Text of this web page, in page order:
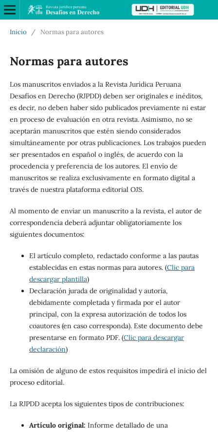
Inicio / Normas para autores
Normas para autores
Los manuscritos enviados a la Revista Jurídica Peruana
Desafíos en Derecho (RJPDD) deben ser originales e inéditos,
es decir, no deben haber sido publicados previamente ni estar
en proceso de evaluación en otra revista. Asimismo, no se
aceptarán manuscritos que estén siendo considerados
simultáneamente por otras publicaciones. Los trabajos pueden
ser presentados en español o inglés, de acuerdo con la
procedencia y preferencia de los autores. El envío de
manuscritos se realiza exclusivamente en formato digital a
través de nuestra plataforma editorial OJS.
Al momento de enviar un manuscrito a la revista, el autor de
correspondencia deberá adjuntar obligatoriamente los
siguientes documentos:
El artículo completo, redactado conforme a las pautas
establecidas en estas normas para autores. (Clic para
descargar plantilla)
Declaración jurada de originalidad y autoría,
debidamente completada y firmada por el autor
principal, con la expresa autorización de todos los
coautores (en caso corresponda). Este documento debe
presentarse en formato PDF. (Clic para descargar
declaración)
La omisión de alguno de estos requisitos impedirá el inicio del
proceso editorial.
La RJPDD acepta los siguientes tipos de contribuciones:
Artículo original: Informe detallado de una